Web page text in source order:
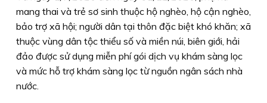
mang thai và trẻ sơ sinh thuộc hộ nghèo, hộ cận nghèo,
bảo trợ xã hội; người dân tại thôn đặc biệt khó khăn; xã
thuộc vùng dân tộc thiểu số và miền núi, biên giới, hải
đảo được sử dụng miễn phí gói dịch vụ khám sàng lọc
và mức hỗ trợ khám sàng lọc từ nguồn ngân sách nhà
nước.